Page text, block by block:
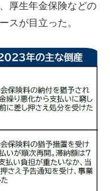
厚生年金保険などの
スが目立った。